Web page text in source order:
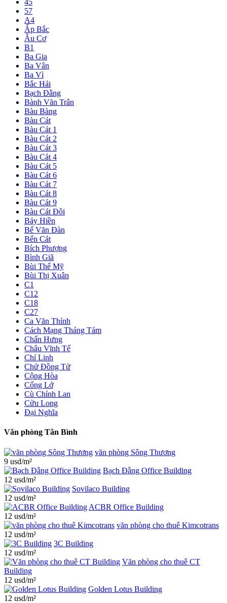
45
57
A4
Ấp Bắc
Âu Cơ
B1
Ba Gia
Ba Vân
Ba Vì
Bắc Hải
Bạch Đằng
Bành Văn Trân
Bàu Bàng
Bàu Cát
Bàu Cát 1
Bàu Cát 2
Bàu Cát 3
Bàu Cát 4
Bàu Cát 5
Bàu Cát 6
Bàu Cát 7
Bàu Cát 8
Bàu Cát 9
Bàu Cát Đôi
Bảy Hiền
Bế Văn Đàn
Bến Cát
Bích Phượng
Bình Giã
Bùi Thế Mỹ
Bùi Thị Xuân
C1
C12
C18
C27
Ca Văn Thỉnh
Cách Mạng Tháng Tám
Chấn Hưng
Châu Vĩnh Tế
Chí Linh
Chử Đồng Tử
Cộng Hòa
Cống Lở
Cù Chính Lan
Cửu Long
Đại Nghĩa
Văn phòng Tân Bình
văn phòng Sông Thương
9 usd/m²
Bạch Đằng Office Building
12 usd/m²
Sovilaco Building
12 usd/m²
ACBR Office Building
12 usd/m²
văn phòng cho thuê Kimcotrans
12 usd/m²
3C Building
12 usd/m²
Văn phòng cho thuê CT
Building
12 usd/m²
Golden Lotus Building
12 usd/m²